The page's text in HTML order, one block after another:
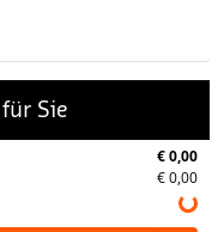
Sie
€ 0,00
€ 0,00